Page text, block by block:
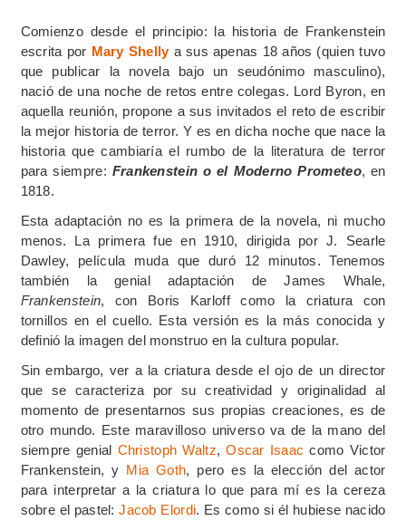
Comienzo desde el principio: la historia de Frankenstein
escrita por Mary Shellya sus apenas 18 años (quien tuvo
que publicar la novela bajo un seudónimo masculino),
nació de una noche de retos entre colegas. Lord Byron, en
aquella reunión, propone a sus invitados el reto de escribir
la mejor historia de terror. Y es en dicha noche que nace la
historia que cambiaría el rumbo de la literatura de terror
para siempre: Frankenstein o el Moderno Prometeo, en
1818.
Esta adaptación no es la primera de la novela, ni mucho
menos. La primera fue en 1910, dirigida por J. Searle
Dawley, película muda que duró 12 minutos. Tenemos
también la genial adaptación de James Whale,
Frankenstein, con Boris Karloff como la criatura con
tornillos en el cuello. Esta versión es la más conocida y
definió la imagen del monstruo en la cultura popular.
Sin embargo, ver a la criatura desde el ojo de un director
que se caracteriza por su creatividad y originalidad al
momento de presentarnos sus propias creaciones, es de
otro mundo. Este maravilloso universo va de la mano del
siempre genial Christoph Waltz,Oscar Isaac como Victor
Frankenstein, y Mia Goth, pero es la elección del actor
para interpretar a la criatura lo que para mí es la cereza
sobre el pastel:Jacob Elordi. Es como si él hubiese nacido